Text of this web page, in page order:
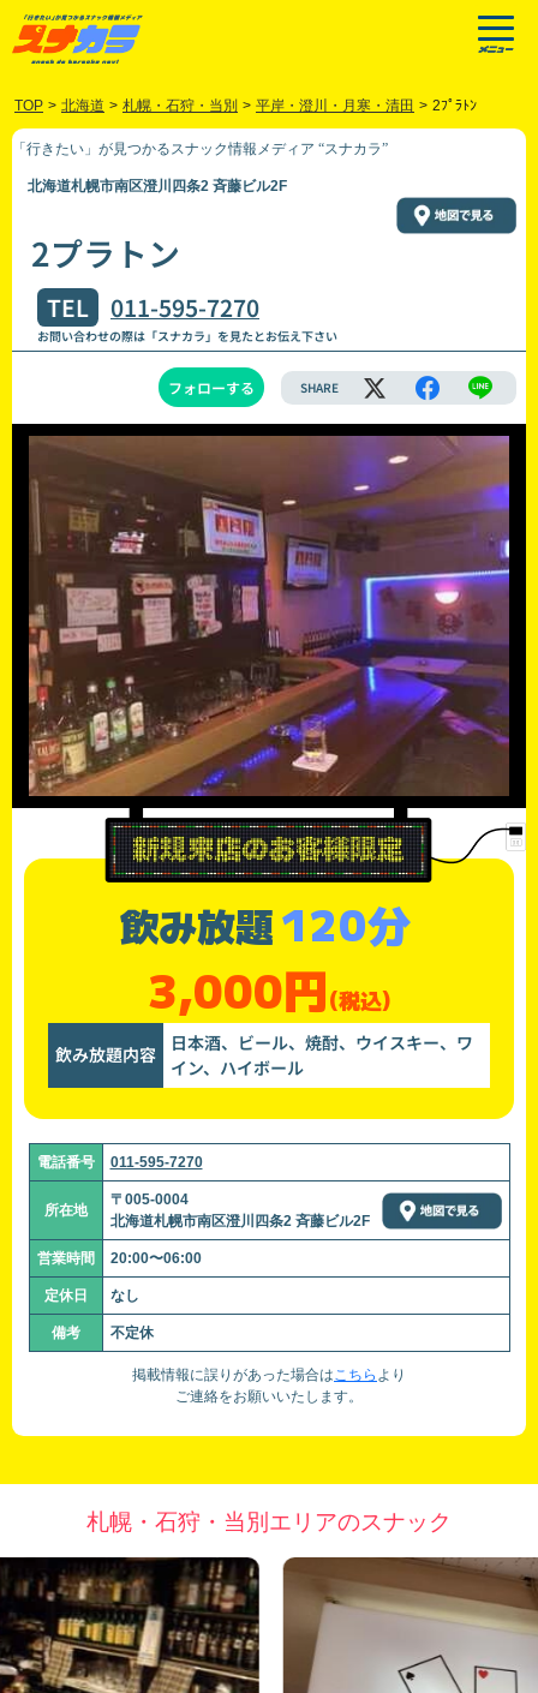
TOP > 北海道 > 札幌・石狩・当別 > 平岸・澄川・月寒・清田 > 2ﾌﾟﾗﾄﾝ
「行きたい」が見つかるスナック情報メディア “スナカラ”
北海道札幌市南区澄川四条2 斉藤ビル2F
2プラトン
TEL 011-595-7270
お問い合わせの際は「スナカラ」を見たとお伝え下さい
フォローする SHARE
飲み放題120分
3,000円(税込)
飲み放題内容
日本酒、ビール、焼酎、ウイスキー、ワ
イン、ハイボール
電話番号 011-595-7270
所在地
〒005-0004
北海道札幌市南区澄川四条2 斉藤ビル2F
営業時間 20:00〜06:00
定休日 なし
備考 不定休
掲載情報に誤りがあった場合はこちら より
ご連絡をお願いいたします。
札幌・石狩・当別エリアのスナック